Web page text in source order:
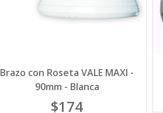
Brazo con Roseta VALE MAXI -
90mm - Blanca
$174